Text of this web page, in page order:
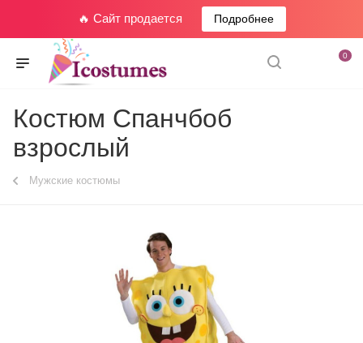
🔥 Сайт продается Подробнее
0
Костюм Спанчбоб
взрослый
Мужские костюмы